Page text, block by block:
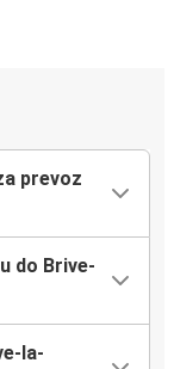
prevoz
do Brive-
la-